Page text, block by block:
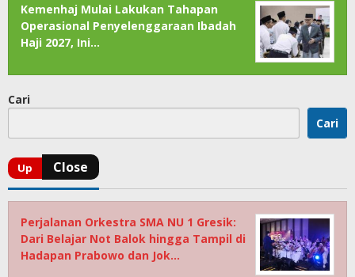
Kemenhaj Mulai Lakukan Tahapan
Operasional Penyelenggaraan Ibadah
Haji 2027, Ini…
Cari
Cari
Perjalanan Orkestra SMA NU 1 Gresik:
Dari Belajar Not Balok hingga Tampil di
Hadapan Prabowo dan Jok…